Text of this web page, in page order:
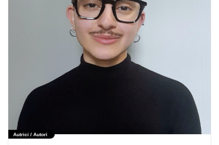
Autrici / Autori